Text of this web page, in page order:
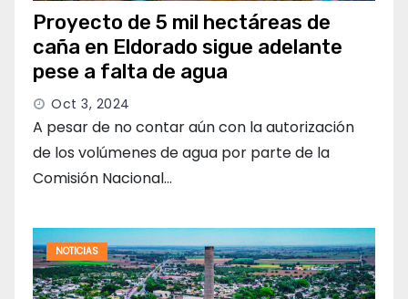
Proyecto de 5 mil hectáreas de
caña en Eldorado sigue adelante
pese a falta de agua
Oct 3, 2024
A pesar de no contar aún con la autorización
de los volúmenes de agua por parte de la
Comisión Nacional…
NOTICIAS